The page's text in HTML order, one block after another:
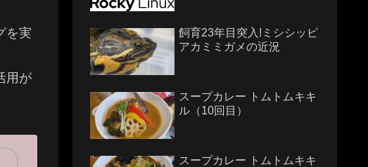
を実
用が
飼育23年目突入!ミシシッピ
アカミミガメの近況
スープカレー トムトムキキ
ル（10回目）
スープカレー トムトムキキ